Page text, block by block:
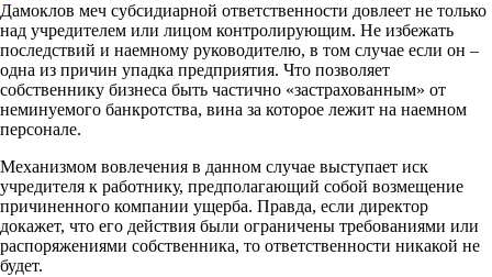
Дамоклов меч субсидиарной ответственности довлеет не только
над учредителем или лицом контролирующим. Не избежать
последствий и наемному руководителю, в том случае если он –
одна из причин упадка предприятия. Что позволяет
собственнику бизнеса быть частично «застрахованным» от
неминуемого банкротства, вина за которое лежит на наемном
персонале.
Механизмом вовлечения в данном случае выступает иск
учредителя к работнику, предполагающий собой возмещение
причиненного компании ущерба. Правда, если директор
докажет, что его действия были ограничены требованиями или
распоряжениями собственника, то ответственности никакой не
будет.